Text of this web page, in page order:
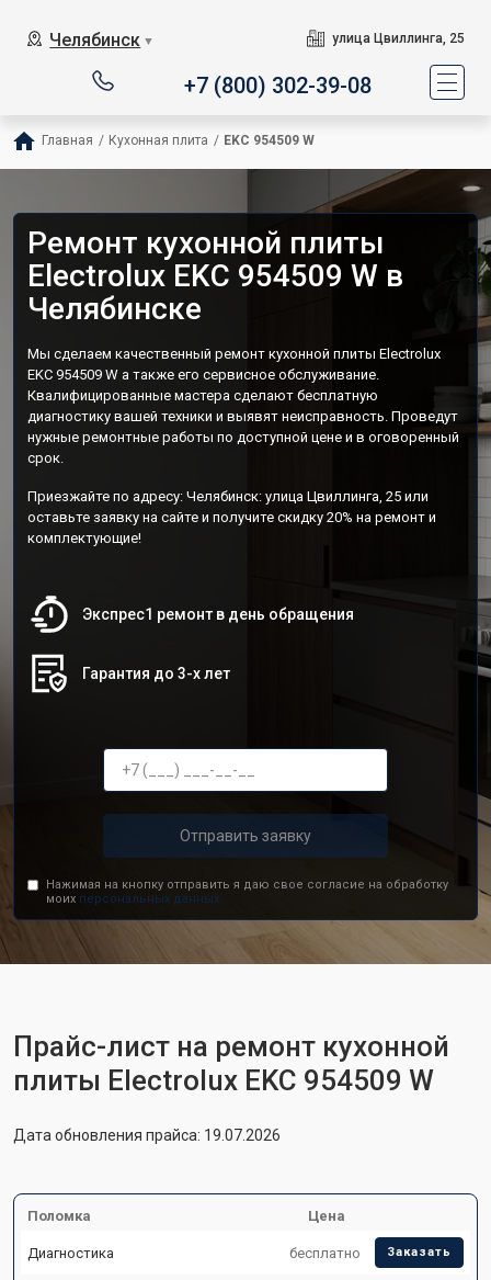
Челябинск ▼ улица Цвиллинга, 25
+7 (800) 302-39-08
Главная / Кухонная плита / EKC 954509 W
Ремонт кухонной плиты
Electrolux EKC 954509 W в
Челябинске
Мы сделаем качественный ремонт кухонной плиты Electrolux
EKC 954509 W а также его сервисное обслуживание.
Квалифицированные мастера сделают бесплатную
диагностику вашей техники и выявят неисправность. Проведут
нужные ремонтные работы по доступной цене и в оговоренный
срок.
Приезжайте по адресу: Челябинск: улица Цвиллинга, 25 или
оставьте заявку на сайте и получите скидку 20% на ремонт и
комплектующие!
Экспрес1 ремонт в день обращения
Гарантия до 3-х лет
Отправить заявку
Нажимая на кнопку отправить я даю свое согласие на обработку
моих персональных данных.
Прайс-лист на ремонт кухонной
плиты Electrolux EKC 954509 W
Дата обновления прайса: 19.07.2026
Поломка Цена
Диагностика бесплатно Заказать